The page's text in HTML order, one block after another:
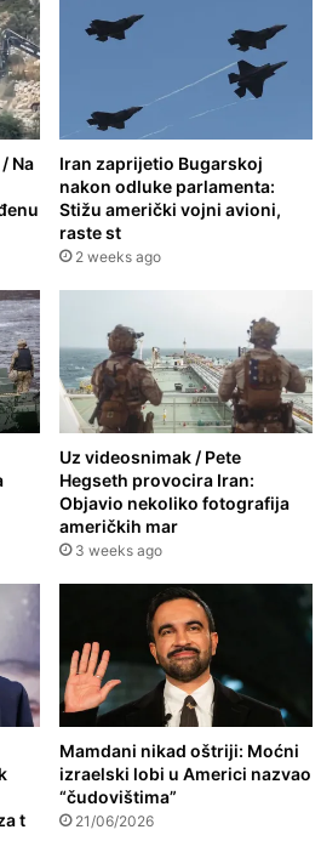
Na
Iran zaprijetio Bugarskoj
nakon odluke parlamenta:
Stižu američki vojni avioni,
raste st
2 weeks ago
Uz videosnimak / Pete
Hegseth provocira Iran:
Objavio nekoliko fotografija
američkih mar
3 weeks ago
t
Mamdani nikad oštriji: Moćni
izraelski lobi u Americi nazvao
“čudovištima”
21/06/2026